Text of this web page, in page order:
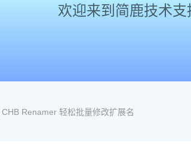
欢迎来到简鹿技术支
Renamer 轻松批量修改扩展名